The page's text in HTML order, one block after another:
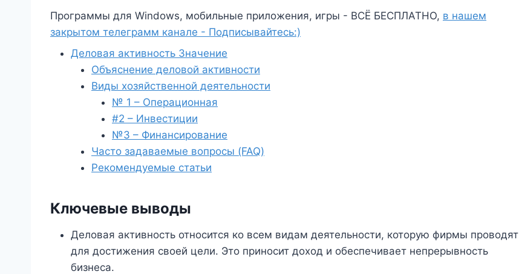
Программы для Windows, мобильные приложения, игры - ВСЁ БЕСПЛАТНО, в нашем
закрытом телеграмм канале - Подписывайтесь:)
Деловая активность Значение
Объяснение деловой активности
Виды хозяйственной деятельности
№ 1 – Операционная
#2 – Инвестиции
№3 – Финансирование
Часто задаваемые вопросы (FAQ)
Рекомендуемые статьи
Ключевые выводы
Деловая активность относится ко всем видам деятельности, которую фирмы проводят
для достижения своей цели. Это приносит доход и обеспечивает непрерывность
бизнеса.